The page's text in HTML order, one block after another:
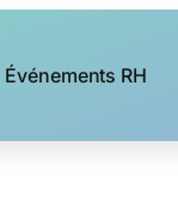
Événements RH